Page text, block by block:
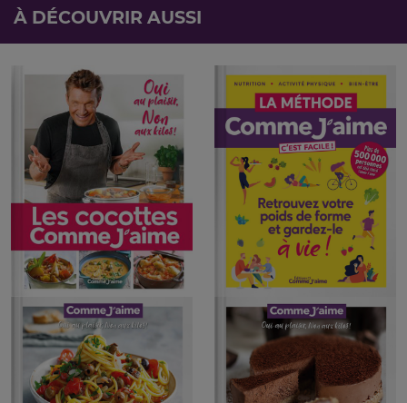
À DÉCOUVRIR AUSSI